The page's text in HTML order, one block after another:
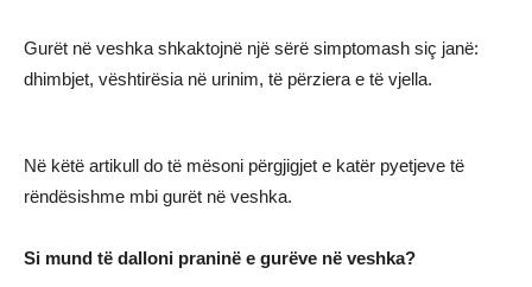
Gurët në veshka shkaktojnë një sërë simptomash siç janë:
dhimbjet, vështirësia në urinim, të përziera e të vjella.
Në këtë artikull do të mësoni përgjigjet e katër pyetjeve të
rëndësishme mbi gurët në veshka.
Si mund të dalloni praninë e gurëve në veshka?